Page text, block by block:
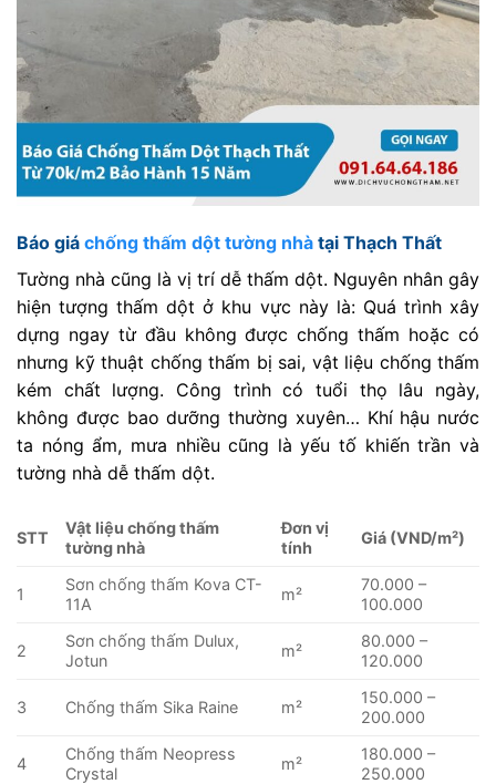
Báo giá chống thấm dột tường nhà tại Thạch Thất
Tường nhà cũng là vị trí dễ thấm dột. Nguyên nhân gây
hiện tượng thấm dột ở khu vực này là: Quá trình xây
dựng ngay từ đầu không được chống thấm hoặc có
nhưng kỹ thuật chống thấm bị sai, vật liệu chống thấm
kém chất lượng. Công trình có tuổi thọ lâu ngày,
không được bao dưỡng thường xuyên… Khí hậu nước
ta nóng ẩm, mưa nhiều cũng là yếu tố khiến trần và
tường nhà dễ thấm dột.
STT
Vật liệu chống thấm
tường nhà
Đơn vị
tính
Giá (VND/m²)
1
Sơn chống thấm Kova CT-
11A
m²
70.000 –
100.000
2
Sơn chống thấm Dulux,
Jotun
m²
80.000 –
120.000
3 Chống thấm Sika Raine m²
150.000 –
200.000
4
Chống thấm Neopress
Crystal
m²
180.000 –
250.000